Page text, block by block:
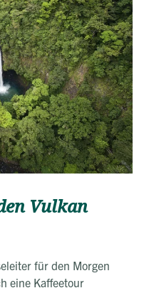
Vulkan
für den Morgen
eine Kaffeetour